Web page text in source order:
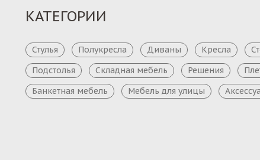
КАТЕГОРИИ
Стулья Полукресла Диваны Кресла
Подстолья
Складная мебель Решения
Банкетная мебель
Мебель для улицы